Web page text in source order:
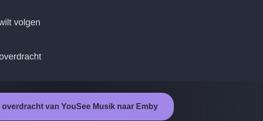
volgen
overdracht van YouSee Musik naar Emby